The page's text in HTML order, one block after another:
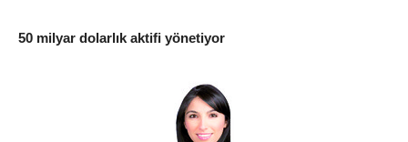
50 milyar dolarlık aktifi yönetiyor